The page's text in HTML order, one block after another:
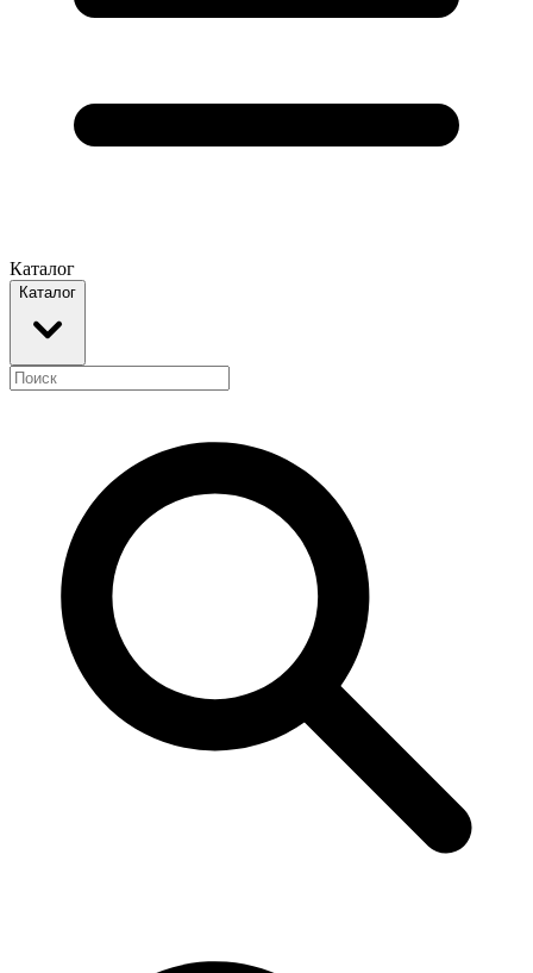
Каталог
Каталог